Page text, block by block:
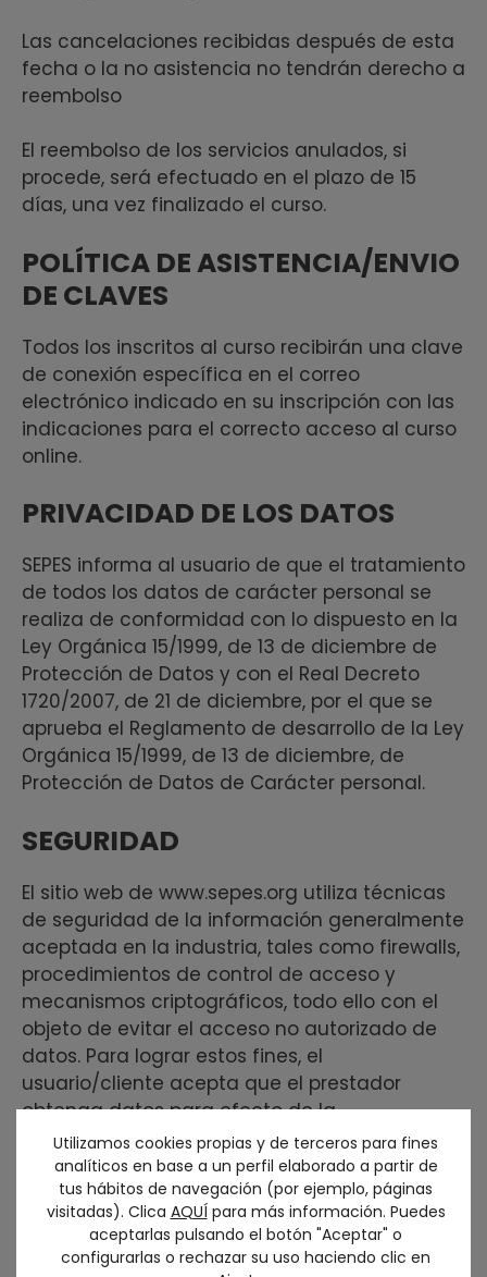
Las cancelaciones recibidas después de esta
fecha o la no asistencia no tendrán derecho a
reembolso
El reembolso de los servicios anulados, si
procede, será efectuado en el plazo de 15
días, una vez finalizado el curso.
POLÍTICA DE ASISTENCIA/ENVIO
DE CLAVES
Todos los inscritos al curso recibirán una clave
de conexión específica en el correo
electrónico indicado en su inscripción con las
indicaciones para el correcto acceso al curso
online.
PRIVACIDAD DE LOS DATOS
SEPES informa al usuario de que el tratamiento
de todos los datos de carácter personal se
realiza de conformidad con lo dispuesto en la
Ley Orgánica 15/1999, de 13 de diciembre de
Protección de Datos y con el Real Decreto
1720/2007, de 21 de diciembre, por el que se
aprueba el Reglamento de desarrollo de la Ley
Orgánica 15/1999, de 13 de diciembre, de
Protección de Datos de Carácter personal.
SEGURIDAD
El sitio web de www.sepes.org utiliza técnicas
de seguridad de la información generalmente
aceptada en la industria, tales como firewalls,
procedimientos de control de acceso y
mecanismos criptográficos, todo ello con el
objeto de evitar el acceso no autorizado de
datos. Para lograr estos fines, el
usuario/cliente acepta que el prestador
obtenga datos para efecto de la
correspondiente autenticación de los
controles de acceso.
Tarjeta de crédito VISA o
MASTERCARD
Utilizamos cookies propias y de terceros para fines
analíticos en base a un perfil elaborado a partir de
tus hábitos de navegación (por ejemplo, páginas
visitadas). Clica AQUÍpara más información. Puedes
aceptarlas pulsando el botón "Aceptar" o
configurarlas o rechazar su uso haciendo clic en